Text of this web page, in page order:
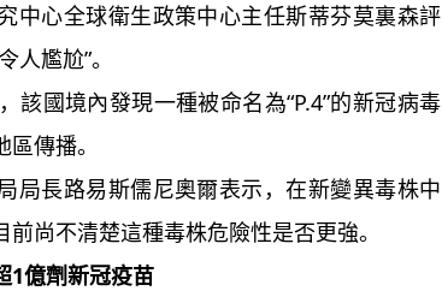
心全球衛生政策中心主任斯蒂芬莫裏森評
人尷尬”。
國境內發現一種被命名為“P.4”的新冠病毒
傳播。
長路易斯儒尼奧爾表示，在新變異毒株中
尚不清楚這種毒株危險性是否更強。
1億劑新冠疫苗